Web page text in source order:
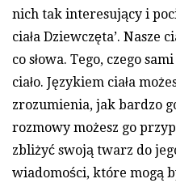
nich tak interesujący i
ciała Dziewczęta’. Nasze
co słowa. Tego, czego
ciało. Językiem ciała
zrozumienia, jak bardzo
rozmowy możesz go
zbliżyć swoją twarz do
wiadomości, które mogą